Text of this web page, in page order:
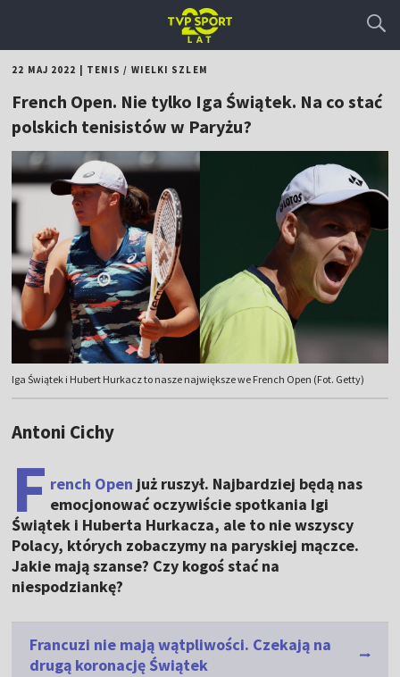
22 MAJ 2022 TENIS / WIELKI SZLEM
French Open. Nie tylko Iga Świątek. Na co stać
polskich tenisistów w Paryżu?
Iga Świątek i Hubert Hurkacz to nasze największe we French Open (Fot. Getty)
Antoni Cichy
F rench Open już ruszył. Najbardziej będą nas
emocjonować oczywiście spotkania Igi
Świątek i Huberta Hurkacza, ale to nie wszyscy
Polacy, których zobaczymy na paryskiej mączce.
Jakie mają szanse? Czy kogoś stać na
niespodziankę?
Francuzi nie mają wątpliwości. Czekają na
drugą koronację Świątek